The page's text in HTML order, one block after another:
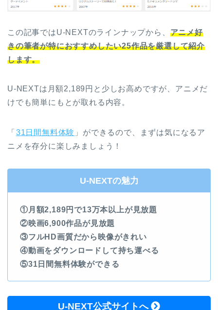
この記事ではU-NEXTのラインナップから、 アニメ好
きの筆者が特におすすめしたい25作品を厳選して紹介
します。
U-NEXTは月額2,189円と少しお高めですが、アニメだ
けでも簡単にもとが取れる内容。
「 31日間無料体験 」ができるので、まずは気になるア
ニメを存分に楽しみましょう！
U-NEXTの魅力
①月額2,189円で13万本以上が見放題
②映画6,900作品が見放題
③フルHD画質だから映像がきれい
④動画をダウンロードして持ち運べる
⑤31日間無料体験ができる
U-NEXT公式サイトへ